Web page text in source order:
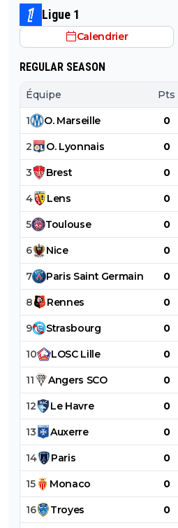
avec l'OL qui est une valeur
Ligue 1
Calendrier
REGULAR SEASON
Équipe Pts
1 O. Marseille 0
2 O. Lyonnais 0
3 Brest 0
4 Lens 0
5 Toulouse 0
6 Nice 0
7 Paris Saint Germain 0
8 Rennes 0
9 Strasbourg 0
10 LOSC Lille 0
11 Angers SCO 0
12 Le Havre 0
13 Auxerre 0
14 Paris 0
15 Monaco 0
16 Troyes 0